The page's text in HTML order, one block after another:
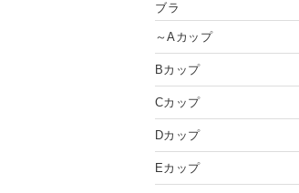
ブラ
～Aカップ
Bカップ
Cカップ
Dカップ
Eカップ